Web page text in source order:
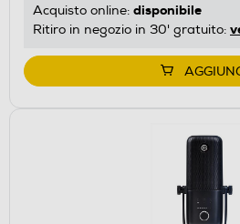
Acquisto online: disponibile
Ritiro in negozio in 30' gratuito: